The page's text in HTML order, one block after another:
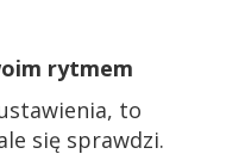
rytmem
to
się sprawdzi.